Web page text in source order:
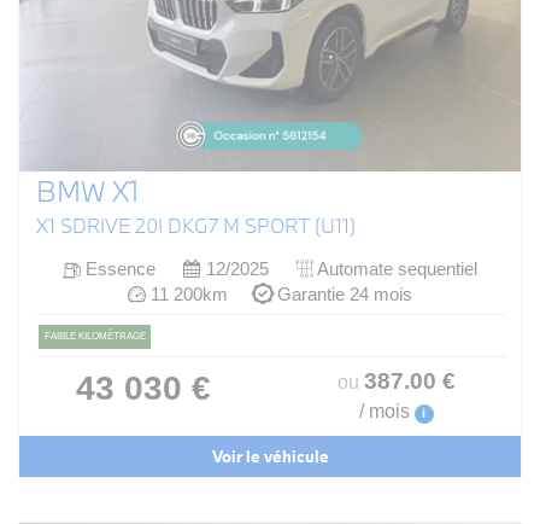
BMW X1
X1 SDRIVE 20I DKG7 M SPORT (U11)
Essence 12/2025
Automate sequentiel
11 200km
Garantie 24 mois
FAIBLE KILOMÉTRAGE
43 030 € ou 387.00 €
/ mois i
Voir le véhicule